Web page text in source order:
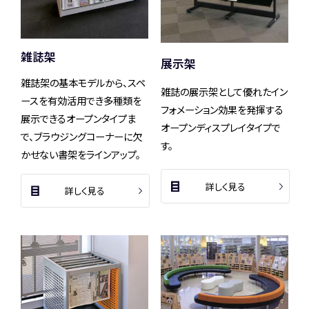
雑誌架
雑誌架の基本モデルから、スペ
ースを有効活用でき多種類を
展示できるオープンタイプま
で、ブラウジングコーナーに欠
かせない書架をラインアップ。
詳しく見る
展示架
雑誌の展示架として優れたイン
フォメーション効果を発揮する
オープンディスプレイタイプで
す。
詳しく見る